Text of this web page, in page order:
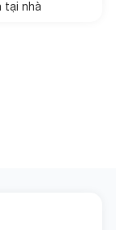
tại nhà